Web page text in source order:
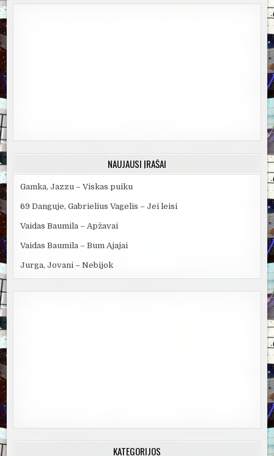
NAUJAUSI ĮRAŠAI
Gamka, Jazzu – Viskas puiku
69 Danguje, Gabrielius Vagelis – Jei leisi
Vaidas Baumila – Apžavai
Vaidas Baumila – Bum Ajajai
Jurga, Jovani – Nebijok
KATEGORIJOS